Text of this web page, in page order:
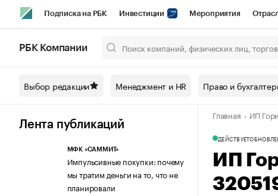
Подписка на РБК Инвестиции Мероприятия
Спецпроекты СПб Конференции СПб Спецпроекты
Технологии и медиа Рынок наличной валюты
РБК Компании
Выбор редакции Менеджмент и HR Право и
Лента публикаций
МФК «САММИТ»
Импульсивные покупки: почему
мы тратим деньги на то, что не
планировали
Главная ИП
ДЕЙСТВУЕТ
ИП